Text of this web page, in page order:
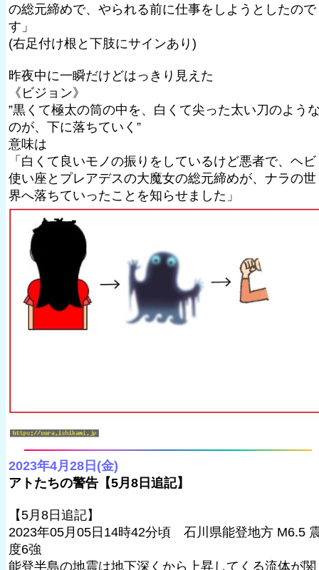
の総元締めで、やられる前に仕事をしようとしたので
す」
(右足付け根と下肢にサインあり)
昨夜中に一瞬だけどはっきり見えた
《ビジョン》
”黒くて極太の筒の中を、白くて尖った太い刀のよう
のが、下に落ちていく”
意味は
「白くて良いモノの振りをしているけど悪者で、ヘビ
使い座とプレアデスの大魔女の総元締めが、ナラの世
界へ落ちていったことを知らせました」
2023年4月28日(金)
アトたちの警告【5月8日追記】
【5月8日追記】
2023年05月05日14時42分頃 石川県能登地方 M6.5
度6強
能登半島の地震は地下深くから上昇してくる流体が関